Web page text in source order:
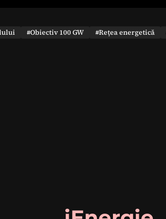
#Obiectiv 100 GW #Rețea energetică